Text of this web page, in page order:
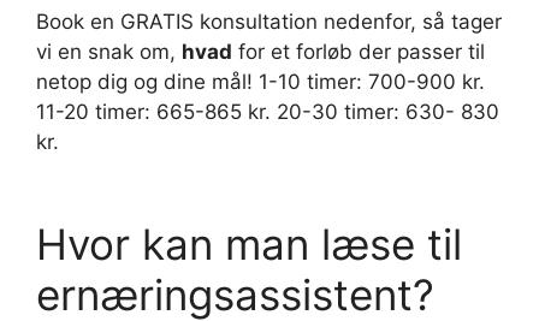
Book en GRATIS konsultation nedenfor, så tager
vi en snak om, hvad for et forløb der passer til
netop dig og dine mål! 1-10 timer: 700-900 kr.
11-20 timer: 665-865 kr. 20-30 timer: 630- 830
kr.
Hvor kan man læse til
ernæringsassistent?